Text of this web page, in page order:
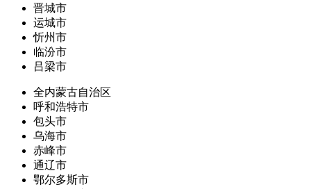
晋城市
运城市
忻州市
临汾市
吕梁市
全内蒙古自治区
呼和浩特市
包头市
乌海市
赤峰市
通辽市
鄂尔多斯市